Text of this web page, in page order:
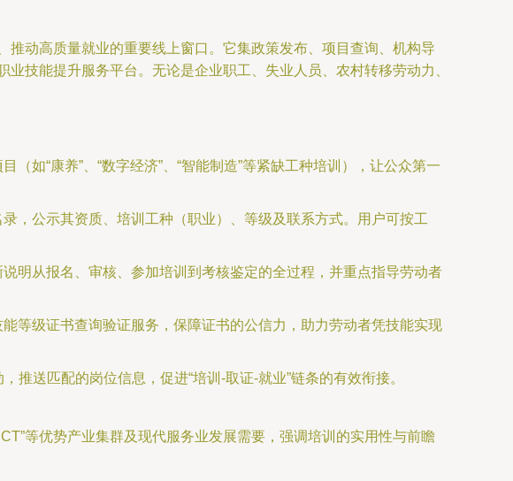
动高质量就业的重要线上窗口。它集政策发布、项目查询、机构导
技能提升服务平台。无论是企业职工、失业人员、农村转移劳动力、
如“康养”、“数字经济”、“智能制造”等紧缺工种培训），让公众第一
，公示其资质、培训工种（职业）、等级及联系方式。用户可按工
明从报名、审核、参加培训到考核鉴定的全过程，并重点指导劳动者
等级证书查询验证服务，保障证书的公信力，助力劳动者凭技能实现
推送匹配的岗位信息，促进“培训-取证-就业”链条的有效衔接。
等优势产业集群及现代服务业发展需要，强调培训的实用性与前瞻